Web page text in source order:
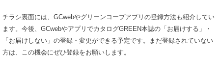
チラシ裏面には、GCwebやグリーンコープアプリの登録方法も紹介してい
ます。今後、GCwebやアプリでカタログGREEN本誌の「お届けする」・
「お届けしない」の登録・変更ができる予定です。まだ登録されていない
方は、この機会にぜひ登録をお願いします。